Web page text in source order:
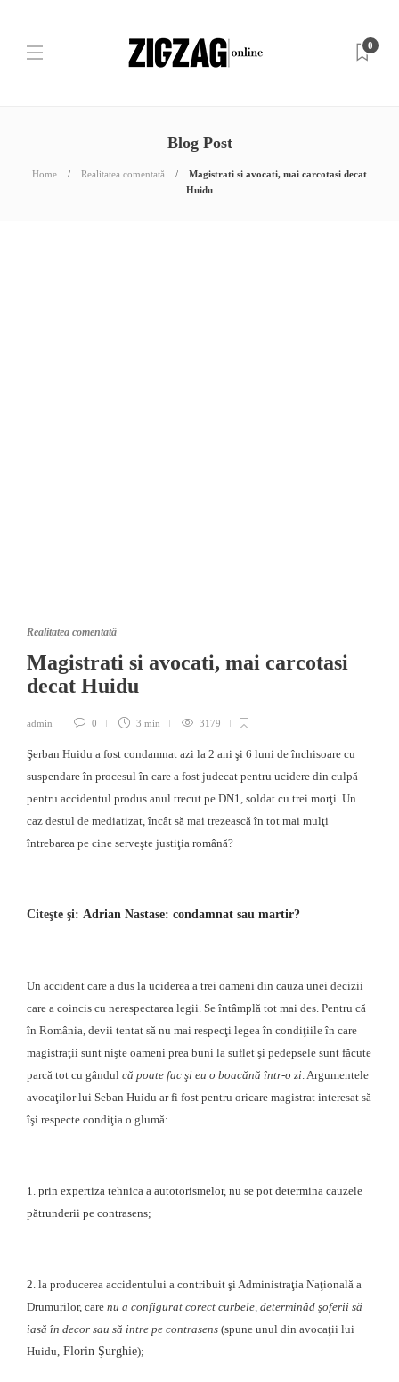
0
Blog Post
Home Realitatea comentată
Magistrati si avocati, mai carcotasi decat
Huidu
Realitatea comentată
Magistrati si avocati, mai carcotasi
decat Huidu
admin 0 3 min 3179
Şerban Huidu a fost condamnat azi la 2 ani şi 6 luni de închisoare cu
suspendare în procesul în care a fost judecat pentru ucidere din culpă
pentru accidentul produs anul trecut pe DN1, soldat cu trei morţi. Un
caz destul de mediatizat, încât să mai trezească în tot mai mulţi
întrebarea pe cine serveşte justiţia română?
Citeşte şi: Adrian Nastase: condamnat sau martir?
Un accident care a dus la uciderea a trei oameni din cauza unei decizii
care a coincis cu nerespectarea legii. Se întâmplă tot mai des. Pentru că
în România, devii tentat să nu mai respecţi legea în condiţiile în care
magistraţii sunt nişte oameni prea buni la suflet şi pedepsele sunt făcute
parcă tot cu gândul că poate fac şi eu o boacănă într-o zi. Argumentele
avocaţilor lui Seban Huidu ar fi fost pentru oricare magistrat interesat să
îşi respecte condiţia o glumă:
1. prin expertiza tehnica a autotorismelor, nu se pot determina cauzele
pătrunderii pe contrasens;
2. la producerea accidentului a contribuit şi Administraţia Naţională a
Drumurilor, care nu a configurat corect curbele, determinâd şoferii să
iasă în decor sau să intre pe contrasens (spune unul din avocaţii lui
Huidu, Florin Şurghie);